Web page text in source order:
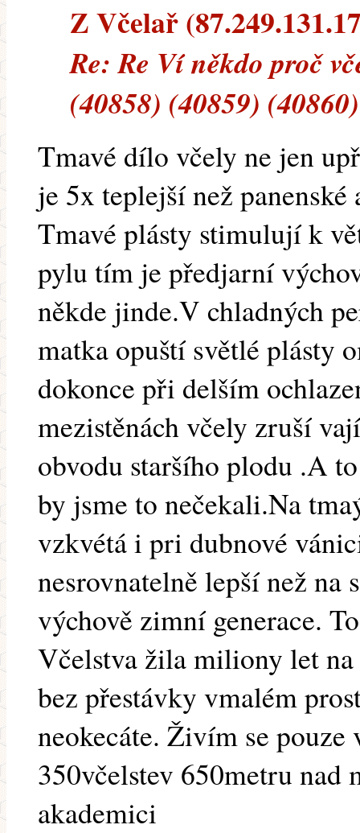
Z Včelař
Re: Re Ví někdo proč
(40858) (40859)
Tmavé dílo včely ne jen
je 5x teplejší než
Tmavé plásty stimulují k
pylu tím je předjarní
někde jinde.V chladných
matka opuští světlé plásty
dokonce při delším
mezistěnách včely zruší
obvodu staršího plodu .A
by jsme to nečekali.Na
vzkvétá i pri dubnové
nesrovnatelně lepší než
výchově zimní generace.
Včelstva žila miliony let
bez přestávky vmalém
neokecáte. Živím se pouze
350včelstev 650metru nad
akademici